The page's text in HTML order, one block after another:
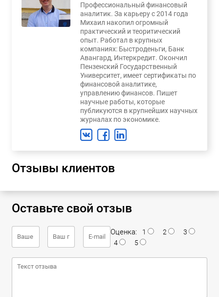
Профессиональный финансовый
аналитик. За карьеру с 2014 года
Михаил накопил огромный
практический и теоритический
опыт. Работал в крупных
компаниях: Быстроденьги, Банк
Авангард, Интеркредит. Окончил
Пензенский Государственный
Университет, имеет сертификаты по
финансовой аналитике,
управлению финансов. Пишет
научные работы, которые
публикуются в крупнейших научных
журналах по экономике.
Отзывы клиентов
Оставьте свой отзыв
Оценка: 1 2
3
4
5